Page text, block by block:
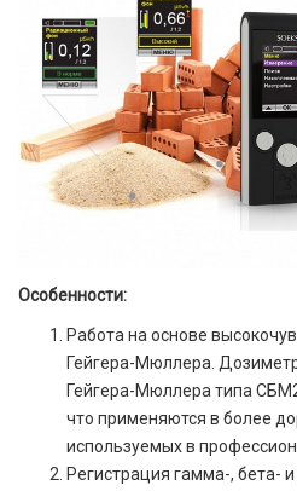
Особенности:
Работа на основе
Гейгера-Мюллера.
Гейгера-Мюллера типа
что применяются в более
используемых в
Регистрация гамма-, бета-